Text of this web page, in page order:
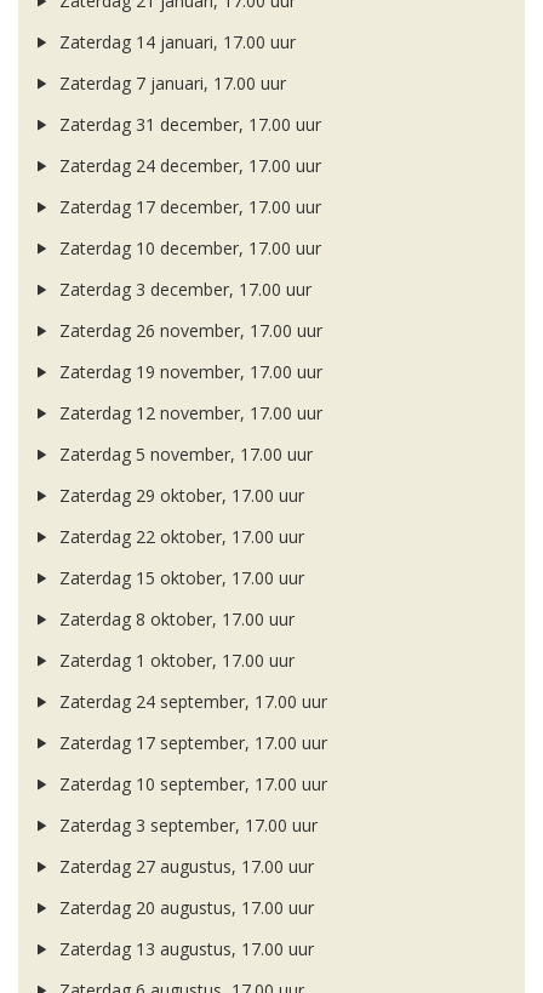
Zaterdag 14 januari, 17.00 uur
Zaterdag 7 januari, 17.00 uur
Zaterdag 31 december, 17.00 uur
Zaterdag 24 december, 17.00 uur
Zaterdag 17 december, 17.00 uur
Zaterdag 10 december, 17.00 uur
Zaterdag 3 december, 17.00 uur
Zaterdag 26 november, 17.00 uur
Zaterdag 19 november, 17.00 uur
Zaterdag 12 november, 17.00 uur
Zaterdag 5 november, 17.00 uur
Zaterdag 29 oktober, 17.00 uur
Zaterdag 22 oktober, 17.00 uur
Zaterdag 15 oktober, 17.00 uur
Zaterdag 8 oktober, 17.00 uur
Zaterdag 1 oktober, 17.00 uur
Zaterdag 24 september, 17.00 uur
Zaterdag 17 september, 17.00 uur
Zaterdag 10 september, 17.00 uur
Zaterdag 3 september, 17.00 uur
Zaterdag 27 augustus, 17.00 uur
Zaterdag 20 augustus, 17.00 uur
Zaterdag 13 augustus, 17.00 uur